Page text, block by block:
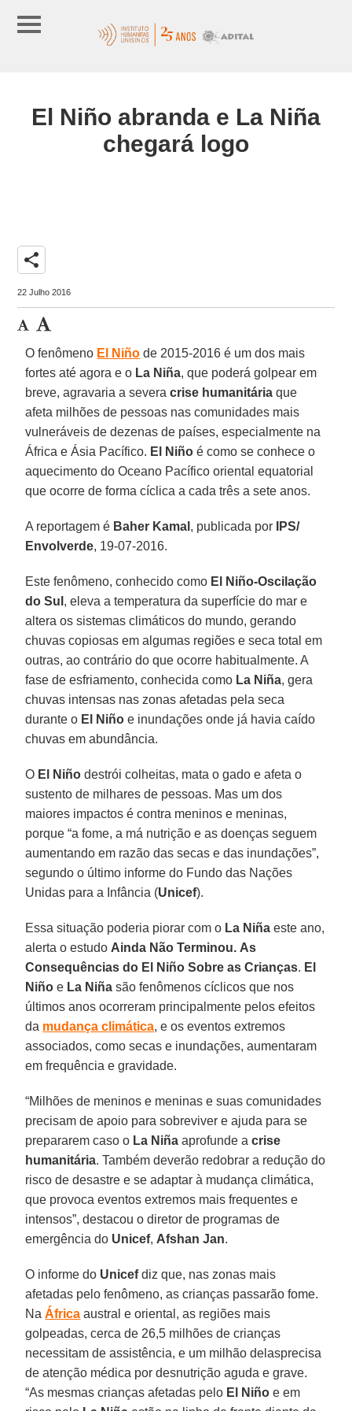
El Niño abranda e La Niña
chegará logo
share
22 Julho 2016
O fenômeno El Niño de 2015-2016 é um dos mais
fortes até agora e o La Niña, que poderá golpear em
breve, agravaria a severacrise humanitária que
afeta milhões de pessoas nas comunidades mais
vulneráveis de dezenas de países, especialmente na
África e Ásia Pacífico. El Niño é como se conhece o
aquecimento do Oceano Pacífico oriental equatorial
que ocorre de forma cíclica a cada três a sete anos.
A reportagem é Baher Kamal , publicada por
IPS/
Envolverde, 19-07-2016.
Este fenômeno, conhecido como El Niño-Oscilação
do Sul , eleva a temperatura da superfície do mar e
altera os sistemas climáticos do mundo, gerando
chuvas copiosas em algumas regiões e seca total em
outras, ao contrário do que ocorre habitualmente. A
fase de esfriamento, conhecida como La Niña, gera
chuvas intensas nas zonas afetadas pela seca
durante o El Niño e inundações onde já havia caído
chuvas em abundância.
O El Niño destrói colheitas, mata o gado e afeta o
sustento de milhares de pessoas. Mas um dos
maiores impactos é contra meninos e meninas,
porque “a fome, a má nutrição e as doenças seguem
aumentando em razão das secas e das inundações”,
segundo o último informe do Fundo das Nações
Unidas para a Infância (Unicef).
Essa situação poderia piorar com o La Niña este ano,
alerta o estudo Ainda Não Terminou. As
Consequências do El Niño Sobre as Crianças. El
Niño e La Niña são fenômenos cíclicos que nos
últimos anos ocorreram principalmente pelos efeitos
da mudança climática, e os eventos extremos
associados, como secas e inundações, aumentaram
em frequência e gravidade.
“Milhões de meninos e meninas e suas comunidades
precisam de apoio para sobreviver e ajuda para se
prepararem caso o La Niña aprofunde acrise
humanitária. Também deverão redobrar a redução do
risco de desastre e se adaptar à mudança climática,
que provoca eventos extremos mais frequentes e
intensos”, destacou o diretor de programas de
emergência do Unicef, Afshan Jan.
O informe do Unicefdiz que, nas zonas mais
afetadas pelo fenômeno, as crianças passarão fome.
NaÁfrica austral e oriental, as regiões mais
golpeadas, cerca de 26,5 milhões de crianças
necessitam de assistência, e um milhão delasprecisa
de atenção médica por desnutrição aguda e grave.
“As mesmas crianças afetadas pelo El Niño e em